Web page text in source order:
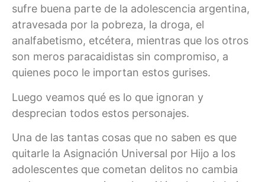
sufre buena parte de la adolescencia argentina,
atravesada por la pobreza, la droga, el
analfabetismo, etcétera, mientras que los otros
son meros paracaidistas sin compromiso, a
quienes poco le importan estos gurises.
Luego veamos qué es lo que ignoran y
desprecian todos estos personajes.
Una de las tantas cosas que no saben es que
quitarle la Asignación Universal por Hijo a los
adolescentes que cometan delitos no cambia